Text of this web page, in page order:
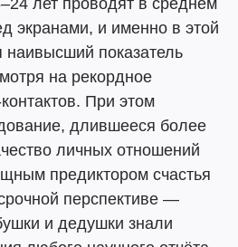
лет проводят в среднем
экранами, и именно в этой
наивысший показатель
на рекордное
При этом
длившееся более
личных отношений
предиктором счастья
перспективе —
и дедушки знали